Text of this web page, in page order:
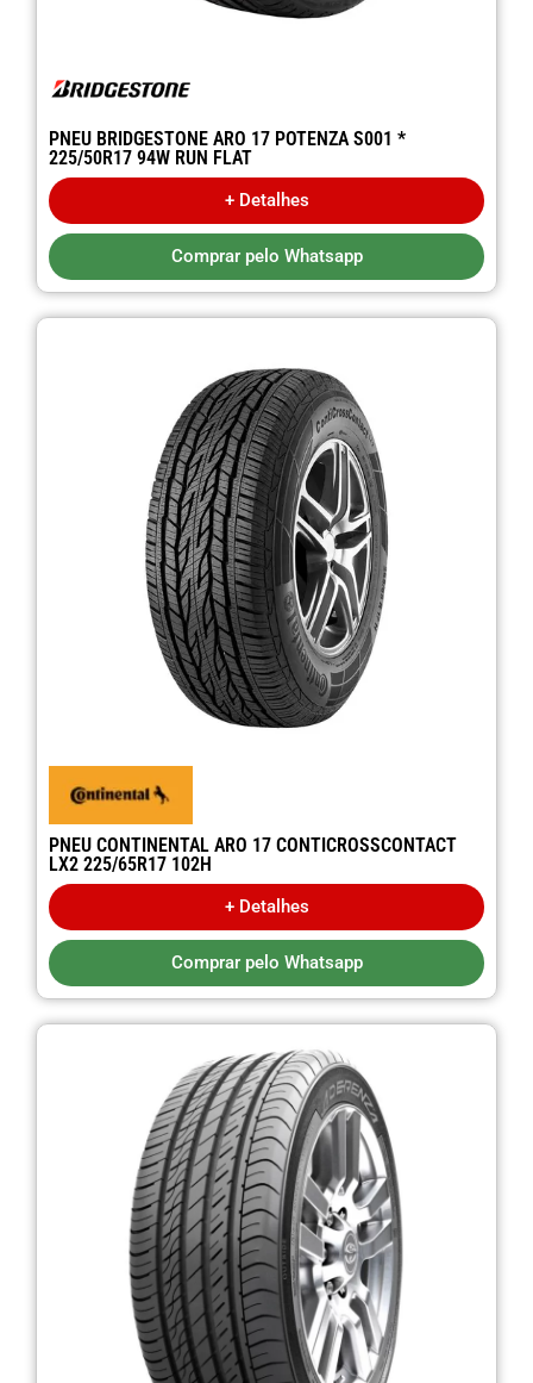
PNEU BRIDGESTONE ARO 17 POTENZA S001 *
225/50R17 94W RUN FLAT
+ Detalhes
Comprar pelo Whatsapp
PNEU CONTINENTAL ARO 17 CONTICROSSCONTACT
LX2 225/65R17 102H
+ Detalhes
Comprar pelo Whatsapp